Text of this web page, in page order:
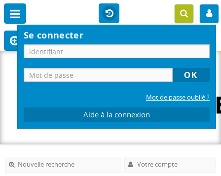
Se connecter
Mot de passe oublié ?
Aide à la connexion
Nouvelle recherche Votre compte